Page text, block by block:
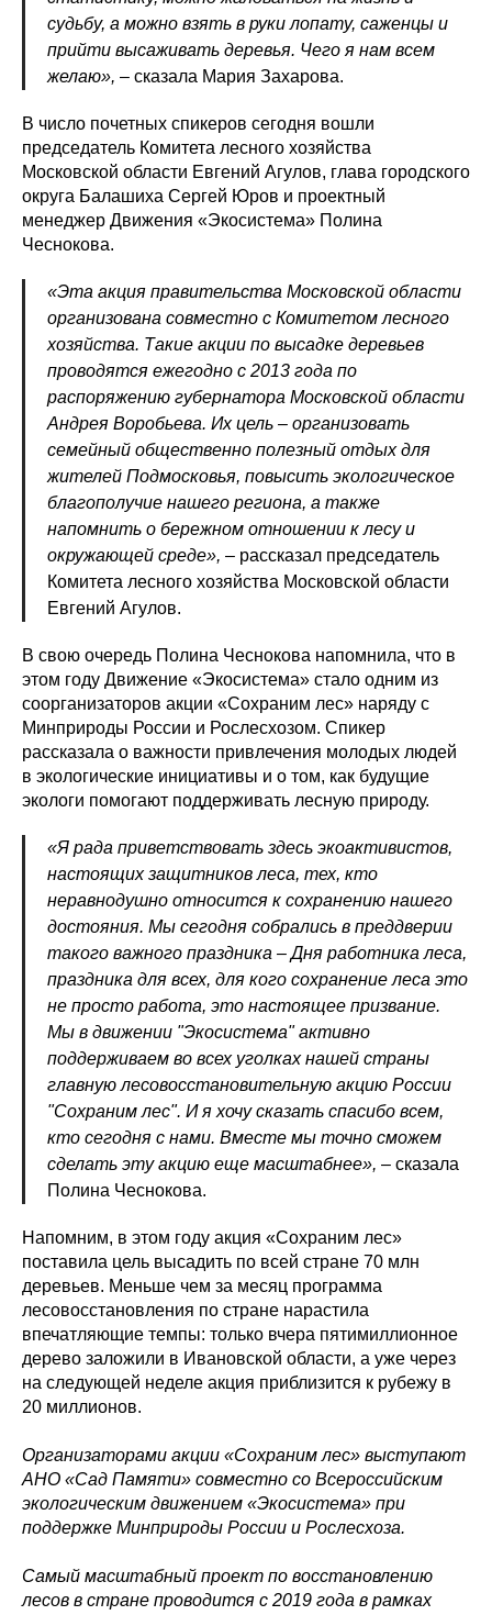
судьбу, а можно взять в руки лопату, саженцы и
прийти высаживать деревья. Чего я нам всем
желаю», – сказала Мария Захарова.
В число почетных спикеров сегодня вошли
председатель Комитета лесного хозяйства
Московской области Евгений Агулов, глава городского
округа Балашиха Сергей Юров и проектный
менеджер Движения «Экосистема» Полина
Чеснокова.
«Эта акция правительства Московской области
организована совместно с Комитетом лесного
хозяйства. Такие акции по высадке деревьев
проводятся ежегодно с 2013 года по
распоряжению губернатора Московской области
Андрея Воробьева. Их цель – организовать
семейный общественно полезный отдых для
жителей Подмосковья, повысить экологическое
благополучие нашего региона, а также
напомнить о бережном отношении к лесу и
окружающей среде», – рассказал председатель
Комитета лесного хозяйства Московской области
Евгений Агулов.
В свою очередь Полина Чеснокова напомнила, что в
этом году Движение «Экосистема» стало одним из
соорганизаторов акции «Сохраним лес» наряду с
Минприроды России и Рослесхозом. Спикер
рассказала о важности привлечения молодых людей
в экологические инициативы и о том, как будущие
экологи помогают поддерживать лесную природу.
«Я рада приветствовать здесь экоактивистов,
настоящих защитников леса, тех, кто
неравнодушно относится к сохранению нашего
достояния. Мы сегодня собрались в преддверии
такого важного праздника – Дня работника леса,
праздника для всех, для кого сохранение леса это
не просто работа, это настоящее призвание.
Мы в движении "Экосистема" активно
поддерживаем во всех уголках нашей страны
главную лесовосстановительную акцию России
"Сохраним лес". И я хочу сказать спасибо всем,
кто сегодня с нами. Вместе мы точно сможем
сделать эту акцию еще масштабнее», – сказала
Полина Чеснокова.
Напомним, в этом году акция «Сохраним лес»
поставила цель высадить по всей стране 70 млн
деревьев. Меньше чем за месяц программа
лесовосстановления по стране нарастила
впечатляющие темпы: только вчера пятимиллионное
дерево заложили в Ивановской области, а уже через
на следующей неделе акция приблизится к рубежу в
20 миллионов.
Организаторами акции «Сохраним лес» выступают
АНО «Сад Памяти» совместно со Всероссийским
экологическим движением «Экосистема» при
поддержке Минприроды России и Рослесхоза.
Самый масштабный проект по восстановлению
лесов в стране проводится с 2019 года в рамках